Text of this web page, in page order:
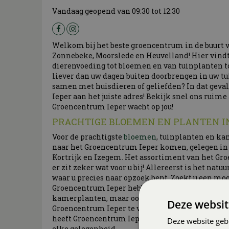
Vandaag geopend van 09:30 tot 12:30
Welkom bij het beste groencentrum in de buurt
Zonnebeke, Moorslede en Heuvelland! Hier
dierenvoeding tot bloemen en van tuinplanten
liever dan uw dagen buiten doorbrengen in uw
samen met huisdieren of geliefden? In dat
Ieper aan het juiste adres! Bekijk snel ons
Groencentrum Ieper wacht op jou!
PRACHTIGE BLOEMEN EN PLANTEN
Voor de prachtigstebloemen, tuinplanten en
naar het Groencentrum Ieper komen, gelegen in
Kortrijk en Izegem. Het assortiment van het
er zit zeker wat voor u bij! Allereerst is het
waar u precies naar opzoek bent. Zoekt u een
Groencentrum Ieper hebben wij onder andere
kamerplanten, maar ook cactussen en
Groencentrum Ieper te vinden, zowel tijdelijke
heeft Groencentrum Ieper allerlei soorten
Deze
Deze website